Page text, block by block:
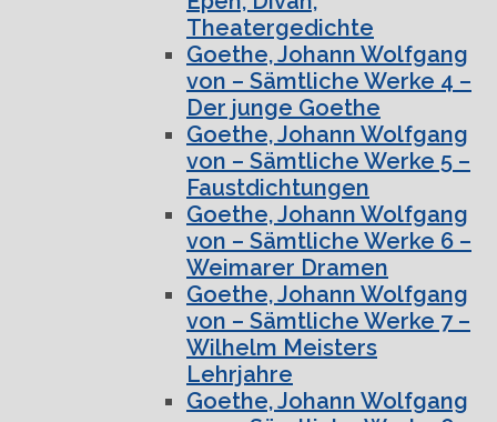
Theatergedichte
Goethe, Johann Wolfgang
von – Sämtliche Werke 4 –
Der junge Goethe
Goethe, Johann Wolfgang
von – Sämtliche Werke 5 –
Faustdichtungen
Goethe, Johann Wolfgang
von – Sämtliche Werke 6 –
Weimarer Dramen
Goethe, Johann Wolfgang
von – Sämtliche Werke 7 –
Wilhelm Meisters
Lehrjahre
Goethe, Johann Wolfgang